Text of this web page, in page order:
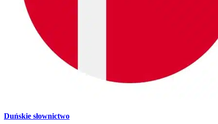
Duńskie słownictwo